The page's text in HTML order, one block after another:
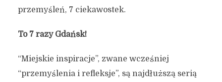
przemyśleń, 7 ciekawostek.
To 7 razy Gdańsk!
“Miejskie inspiracje”, zwane wcześniej
“przemyślenia i refleksje”, są najdłuższą serią